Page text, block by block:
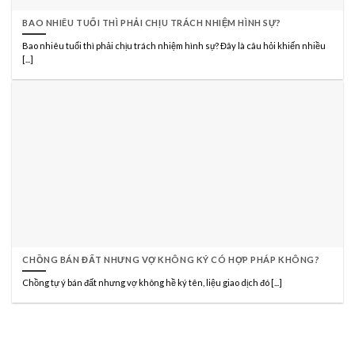
BAO NHIÊU TUỔI THÌ PHẢI CHỊU TRÁCH NHIỆM HÌNH SỰ?
Bao nhiêu tuổi thì phải chịu trách nhiệm hình sự? Đây là câu hỏi khiến nhiều
[...]
CHỒNG BÁN ĐẤT NHƯNG VỢ KHÔNG KÝ CÓ HỢP PHÁP KHÔNG?
Chồng tự ý bán đất nhưng vợ không hề ký tên, liệu giao dịch đó [...]